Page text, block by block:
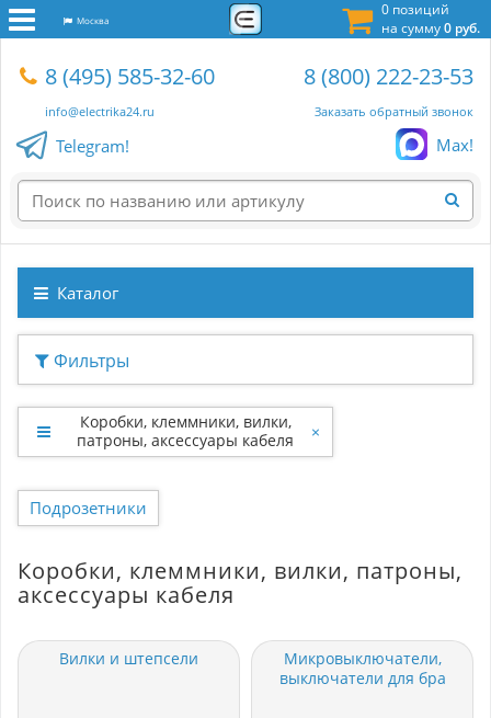
0 позиций
на сумму0 руб.
Москва
8 (495) 585-32-60
info@electrika24.ru
8 (800) 222-23-53
Заказать обратный звонок
Telegram! Max!
Каталог
Фильтры
Коробки, клеммники, вилки,
патроны, аксессуары кабеля
×
Подрозетники
Коробки, клеммники, вилки, патроны,
аксессуары кабеля
Вилки и штепсели
Микровыключатели,
выключатели для бра